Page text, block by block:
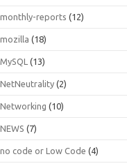
monthly-reports (12)
mozilla (18)
MySQL (13)
NetNeutrality (2)
Networking (10)
NEWS (7)
no code or Low Code (4)